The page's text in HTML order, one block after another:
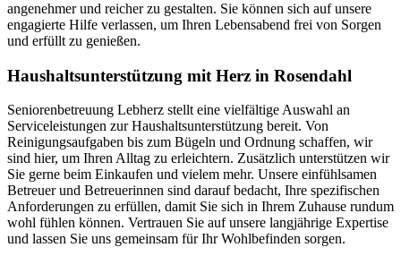
angenehmer und reicher zu gestalten. Sie können sich auf unsere
engagierte Hilfe verlassen, um Ihren Lebensabend frei von Sorgen
und erfüllt zu genießen.
Haushalts­unterstützung mit Herz in Rosendahl
Seniorenbetreuung Lebherz stellt eine vielfältige Auswahl an
Serviceleistungen zur Haushaltsunterstützung bereit. Von
Reinigungsaufgaben bis zum Bügeln und Ordnung schaffen, wir
sind hier, um Ihren Alltag zu erleichtern. Zusätzlich unterstützen wir
Sie gerne beim Einkaufen und vielem mehr. Unsere einfühlsamen
Betreuer und Betreuerinnen sind darauf bedacht, Ihre spezifischen
Anforderungen zu erfüllen, damit Sie sich in Ihrem Zuhause rundum
wohl fühlen können. Vertrauen Sie auf unsere langjährige Expertise
und lassen Sie uns gemeinsam für Ihr Wohlbefinden sorgen.